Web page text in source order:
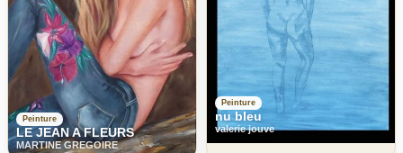
Peinture
LE JEAN A FLEURS
MARTINE GREGOIRE
Peinture
nu bleu
valerie jouve